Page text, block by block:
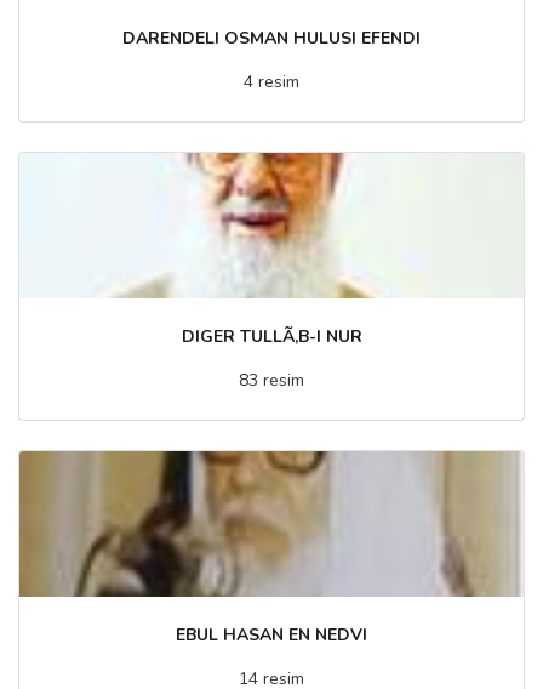
DARENDELI OSMAN HULUSI EFENDI
4 resim
DIGER TULLÃ‚B-I NUR
83 resim
EBUL HASAN EN NEDVI
14 resim